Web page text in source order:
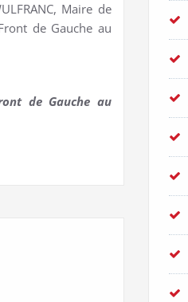
Maire de
de Gauche au
de Gauche au